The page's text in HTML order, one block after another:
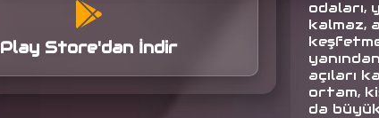
Play Store'dan İndir
odaları,
kalmaz,
açıları
ortam,
da